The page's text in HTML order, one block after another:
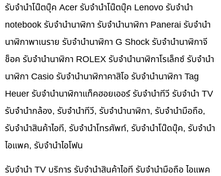
รับจำนำโน๊ตบุ๊ค Acer รับจำนำโน๊ตบุ๊ค Lenovo รับจำนำ
notebook รับจำนำนาฬิกา รับจำนำนาฬิกา Panerai รับจำนำ
นาฬิกาพาเนราย รับจำนำนาฬิกา G Shock รับจำนำนาฬิกาจี
ช็อค รับจำนำนาฬิกา ROLEX รับจำนำนาฬิกาโรเล็กซ์ รับจำนำ
นาฬิกา Casio รับจำนำนาฬิกาคาสิโอ รับจำนำนาฬิกา Tag
Heuer รับจำนำนาฬิกาแท็คฮอยเออร์ รับจำนำทีวี รับจำนำ TV
รับจำนำกล้อง, รับจำนำทีวี, รับจำนำนาฬิกา, รับจำนำมือถือ,
รับจำนำสินค้าไอที, รับจำนำโทรศัพท์, รับจำนำโน๊ดบุ๊ค, รับจำนำ
ไอแพค, รับจำนำไอโฟน
รับจำนำ TV บริการ รับจำนำสินค้าไอที รับจำนำมือถือ ไอแพค